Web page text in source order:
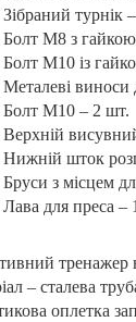
Зібраний турнік
Болт М8 з гайкою
Болт М10 із
Металеві виноси
Болт М10 – 2 шт.
Верхній
Нижній шток
Бруси з місцем
Лава для преса –
тренажер
– сталева
оплетка